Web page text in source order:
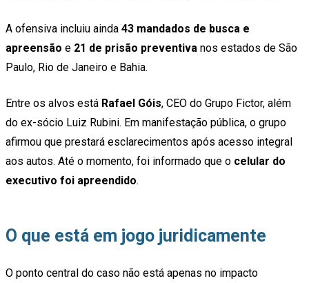
A ofensiva incluiu ainda 43 mandados de busca e
apreensão e 21 de prisão preventiva nos estados de São
Paulo, Rio de Janeiro e Bahia.
Entre os alvos está Rafael Góis, CEO do Grupo Fictor, além
do ex-sócio Luiz Rubini. Em manifestação pública, o grupo
afirmou que prestará esclarecimentos após acesso integral
aos autos. Até o momento, foi informado que o celular do
executivo foi apreendido.
O que está em jogo juridicamente
O ponto central do caso não está apenas no impacto